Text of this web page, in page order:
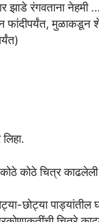
झाडे रंगवताना
फांदीपर्यंत, मुळाकडून
कोठे कोठे चित्र
छोट्या पाड्यांतील